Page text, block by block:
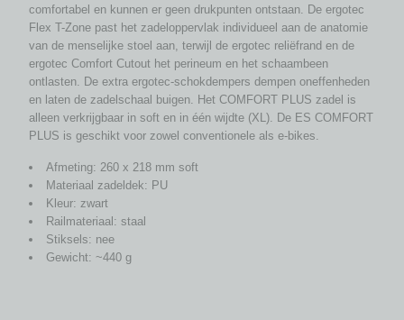
comfortabel en kunnen er geen drukpunten ontstaan. De ergotec
Flex T-Zone past het zadeloppervlak individueel aan de anatomie
van de menselijke stoel aan, terwijl de ergotec reliëfrand en de
ergotec Comfort Cutout het perineum en het schaambeen
ontlasten. De extra ergotec-schokdempers dempen oneffenheden
en laten de zadelschaal buigen. Het COMFORT PLUS zadel is
alleen verkrijgbaar in soft en in één wijdte (XL). De ES COMFORT
PLUS is geschikt voor zowel conventionele als e-bikes.
Afmeting: 260 x 218 mm soft
Materiaal zadeldek: PU
Kleur: zwart
Railmateriaal: staal
Stiksels: nee
Gewicht: ~440 g